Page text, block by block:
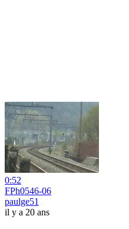
0:52
FPh0546-06
paulge51
il y a 20 ans